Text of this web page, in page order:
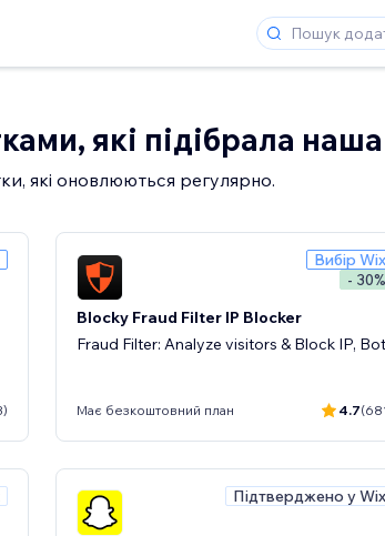
які підібрала
які оновлюються регулярно.
Вибір Wix
- 30%
Blocky Fraud Filter IP Blocker
Fraud Filter: Analyze visitors & Block IP,
Має безкоштовний план 4.7
Підтверджено у Wix